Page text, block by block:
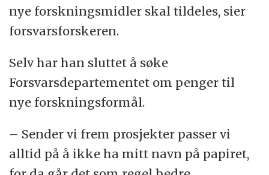
nye forskningsmidler skal tildeles, sier
forsvarsforskeren.
Selv har han sluttet å søke
Forsvarsdepartementet om penger til
nye forskningsformål.
– Sender vi frem prosjekter passer vi
alltid på å ikke ha mitt navn på papiret,